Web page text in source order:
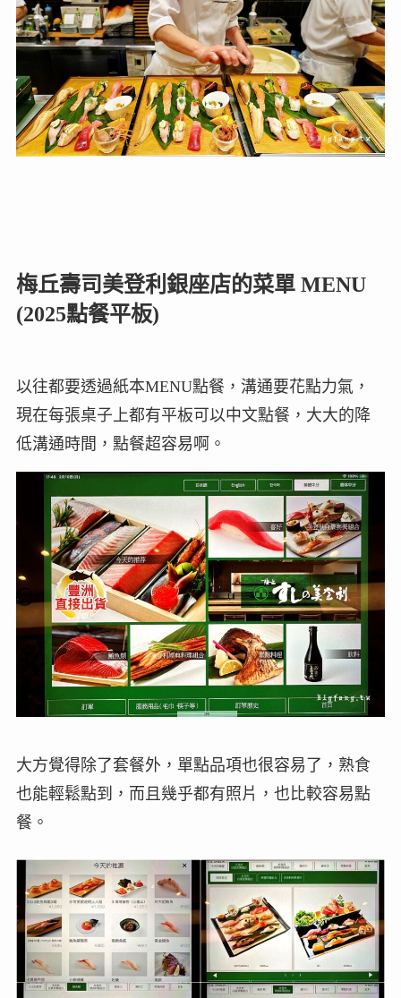
梅丘壽司美登利銀座店的菜單 MENU
(2025點餐平板)
以往都要透過紙本MENU點餐，溝通要花點力氣，
現在每張桌子上都有平板可以中文點餐，大大的降
低溝通時間，點餐超容易啊。
大方覺得除了套餐外，單點品項也很容易了，熟食
也能輕鬆點到，而且幾乎都有照片，也比較容易點
餐。